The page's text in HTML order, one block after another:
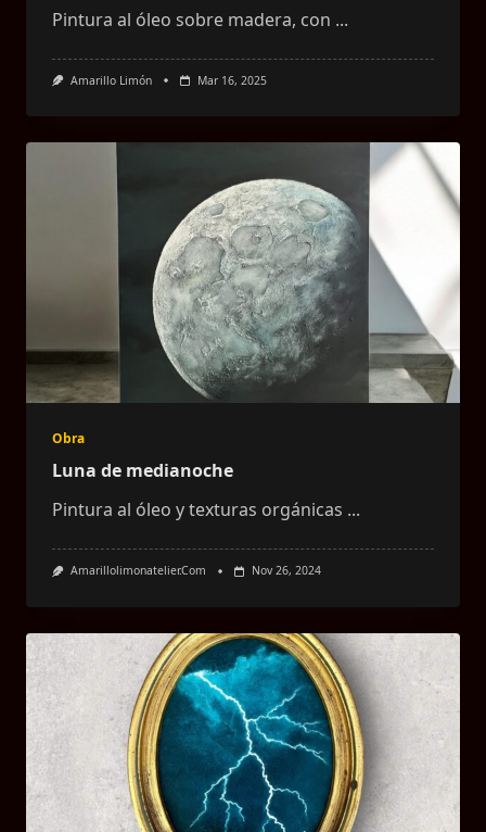
Pintura al óleo sobre madera, con ...
Amarillo Limón Mar 16, 2025
Obra
Luna de medianoche
Pintura al óleo y texturas orgánicas ...
Amarillolimonatelier.com Nov 26, 2024